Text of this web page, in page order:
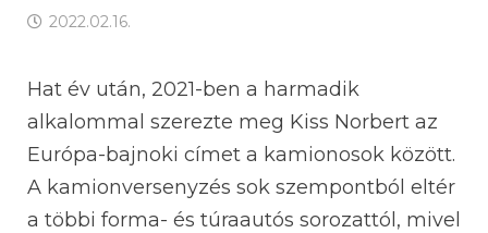
2022.02.16.
Hat év után, 2021-ben a harmadik
alkalommal szerezte meg Kiss Norbert az
Európa-bajnoki címet a kamionosok között.
A kamionversenyzés sok szempontból eltér
a többi forma- és túraautós sorozattól, mivel